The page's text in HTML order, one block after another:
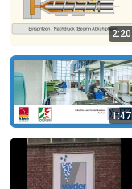
2:20
1:47